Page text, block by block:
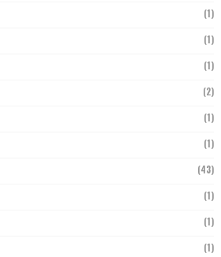
(1)
(1)
(1)
(2)
(1)
(1)
(43)
(1)
(1)
(1)